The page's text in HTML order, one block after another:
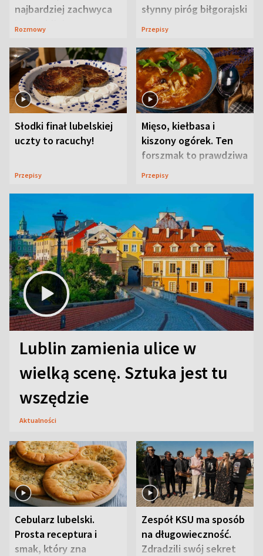
najbardziej zachwyca
ją w Lublinie
Rozmowy
słynny piróg biłgorajski
Przepisy
Słodki finał lubelskiej
uczty to racuchy!
Przepisy
Mięso, kiełbasa i
kiszony ogórek. Ten
forszmak to prawdziwa
uczta
Przepisy
Lublin zamienia ulice w
wielką scenę. Sztuka jest tu
wszędzie
Aktualności
Cebularz lubelski.
Prosta receptura i
smak, który zna
Zespół KSU ma sposób
na długowieczność.
Zdradzili swój sekret